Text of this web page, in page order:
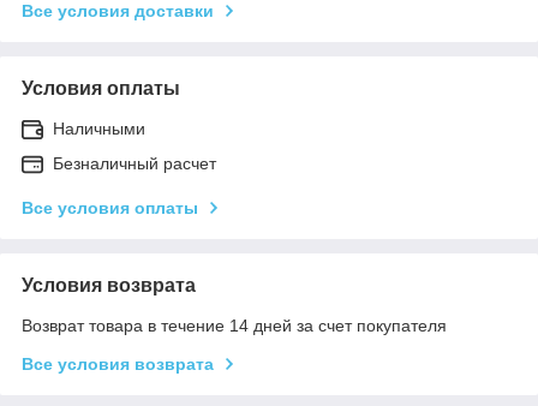
Все условия доставки
Условия оплаты
Наличными
Безналичный расчет
Все условия оплаты
Условия возврата
Возврат товара в течение 14 дней за счет покупателя
Все условия возврата